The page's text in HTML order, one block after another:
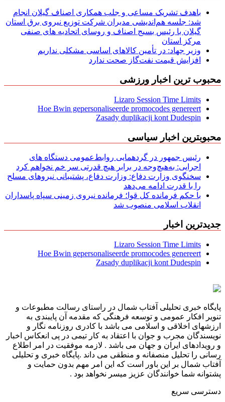
باهدف تشریک مساعی و جلب همکاری اصناف گیلان انجام
شد: جلسه هم‌اندیشی مدیران شركت توزیع نیروی برق استان
گیلان با رئیس بسیج اصناف و روسای اتحادیه های صنفی
مركز استان
وزیر جهاد: در تأمین کالاهای اساسی مشکلی نداریم
افزایش قیمت نفت‌گاز صحت ندارد
محبوب ترین اخبار ورزشی
Lizaro Session Time Limits
Hoe Bwin gepersonaliseerde promocodes genereert
Zasady duplikacji kont Dudespin
محبوبترین اخبار سیاسی
رئیس جمهور در گردهمایی روابط‌عمومی دستگاه های
اجرایی: به‌هیچ‌وجه در برابر هیچ قدرتی سر خم نخواهم کرد
سخنگوی وزارت دفاع: وزارت دفاع، پشتیبانی نیرو‌های مسلح
را با قدرت ادامه می‌دهد
با حکم فرمانده کل قوا؛ فرمانده نیروی زمینی سپاه پاسداران
انقلاب اسلامی منصوب شد
جدیدترین اخبار
Lizaro Session Time Limits
Hoe Bwin gepersonaliseerde promocodes genereert
Zasady duplikacji kont Dudespin
پایگاه خبری تحلیلی آفتاب شمال در راستای رسالت مطبوعات و
تنویر افکار عمومی و توسعه فرهنگی که مقدمه آن پایبندی به
ارزشهای اخلاقی و اسلامی می باشد با کادری روزنامه نگار و
نویسندگان مجرب و جوان با اعتقاد به کار تیمی در پی انعکاس اخبار
و رویدادهای ایران و جهان می باشد . لازمه موفقیت در امر اطلاع
رسانی را تحلیل منصفانه و منطقی می داند .پایگاه خبری و تحلیلی
آفتاب شمال بر این باور است که این امر مهم بدون حمایت و
پشتوانه شما خوانندگان عزیز میسر نخواهد بود .
دسترسی سریع